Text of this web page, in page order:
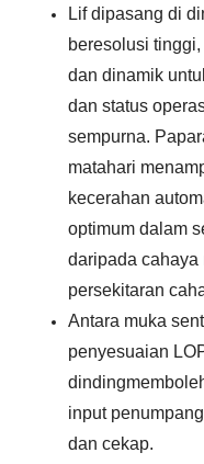
Lif dipasang di
beresolusi
dan dinamik
dan status
sempurna.
matahari
kecerahan
optimum dalam
daripada cahaya
persekitaran
Antara muka
penyesuaian
dinding
input
dan cekap.